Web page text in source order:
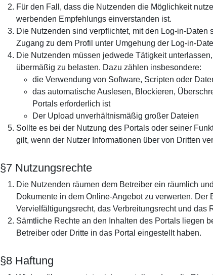
Für den Fall, dass die Nutzenden die Möglichkeit
werbenden Empfehlungs einverstanden ist.
Die Nutzenden sind verpflichtet, mit den Log-in-
Zugang zu dem Profil unter Umgehung der Log-in-
Die Nutzenden müssen jedwede Tätigkeit
übermäßig zu belasten. Dazu zählen insbesondere:
die Verwendung von Software, Scripten oder
das automatische Auslesen, Blockieren,
Portals erforderlich ist
Der Upload unverhältnismäßig großer Dateien
Sollte es bei der Nutzung des Portals oder seiner
gilt, wenn der Nutzer Informationen über von Dritten
§7 Nutzungsrechte
Die Nutzenden räumen dem Betreiber ein räumlich
Dokumente in dem Online-Angebot zu verwerten.
Vervielfältigungsrecht, das Verbreitungsrecht und
Sämtliche Rechte an den Inhalten des Portals liegen
Betreiber oder Dritte in das Portal eingestellt haben.
§8 Haftung